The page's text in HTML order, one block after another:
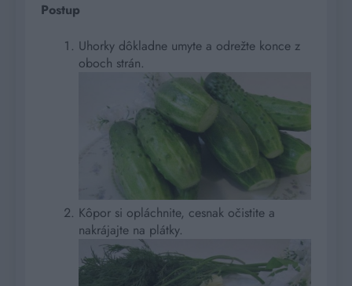
Postup
Uhorky dôkladne umyte a odrežte konce z
oboch strán.
Kôpor si opláchnite, cesnak očistite a
nakrájajte na plátky.